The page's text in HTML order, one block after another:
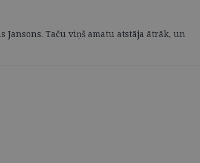
Taču viņš amatu atstāja ātrāk, un